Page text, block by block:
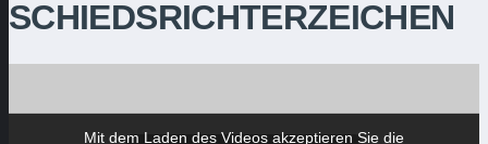
SCHIEDSRICHTERZEICHEN
Mit dem Laden des Videos akzeptieren Sie die